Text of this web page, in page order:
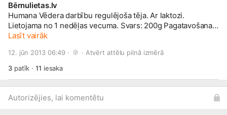
Bērnulietas.lv
Humana Vēdera darbību regulējoša tēja. Ar laktozi.
Lietojama no 1 nedēļas vecuma. Svars: 200g Pagatavošana:
1 tējkaroti (3,75g) granulu izšķīdināt 100ml verdoša ūdens.
maltodekstrīns,fenheļa ekstrakts,anīss, kumelītes, ķimeņes,
fenheļa eļļa.www.bernulietas.lv/product/human...
Lasīt vairāk
12. jūn 2013 06:49 · · Atvērt attēlu pilnā izmērā
3patīk ·11 iesaka
Autorizējies, lai komentētu